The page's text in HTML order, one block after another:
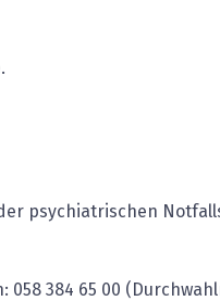
psychiatrischen
384 65 00